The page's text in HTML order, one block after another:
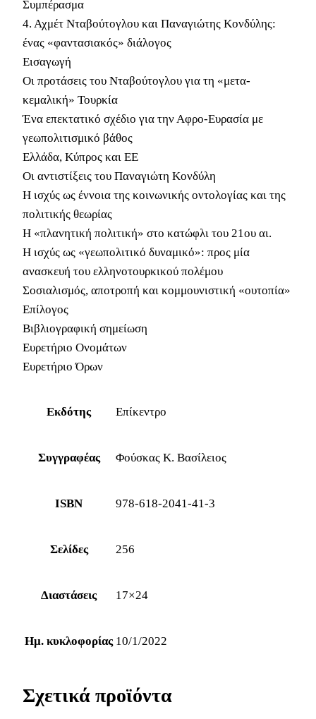
Συμπέρασμα
4. Αχμέτ Νταβούτογλου και Παναγιώτης Κονδύλης:
ένας «φαντασιακός» διάλογος
Εισαγωγή
Οι προτάσεις του Νταβούτογλου για τη «μετα-
κεμαλική» Τουρκία
Ένα επεκτατικό σχέδιο για την Αφρο-Ευρασία με
γεωπολιτισμικό βάθος
Ελλάδα, Κύπρος και ΕΕ
Οι αντιστίξεις του Παναγιώτη Κονδύλη
Η ισχύς ως έννοια της κοινωνικής οντολογίας και της
πολιτικής θεωρίας
Η «πλανητική πολιτική» στο κατώφλι του 21ου αι.
Η ισχύς ως «γεωπολιτικό δυναμικό»: προς μία
ανασκευή του ελληνοτουρκικού πολέμου
Σοσιαλισμός, αποτροπή και κομμουνιστική «ουτοπία»
Επίλογος
Βιβλιογραφική σημείωση
Ευρετήριο Ονομάτων
Ευρετήριο Όρων
Εκδότης Επίκεντρο
Συγγραφέας Φούσκας Κ. Βασίλειος
ISBN 978-618-2041-41-3
Σελίδες 256
Διαστάσεις 17×24
Ημ. κυκλοφορίας 10/1/2022
Σχετικά προϊόντα